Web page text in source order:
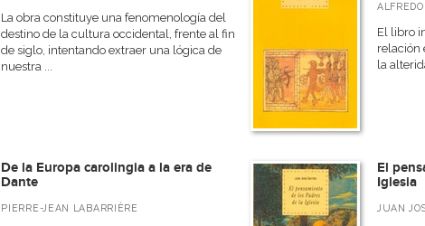
La obra constituye una fenomenología del
destino de la cultura occidental, frente al fin
de siglo, intentando extraer una lógica de
nuestra ...
El libro
relación
la
De la Europa carolingia a la era de
Dante
PIERRE-JEAN LABARRIÈRE
El
Iglesia
JUAN